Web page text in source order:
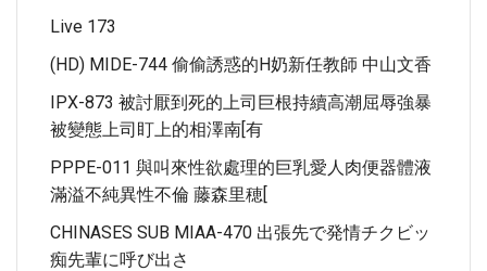
Live 173
(HD) MIDE-744 偷偷誘惑的H奶新任教師 中山文香
IPX-873 被討厭到死的上司巨根持續高潮屈辱強暴
被變態上司盯上的相澤南[有
PPPE-011 與叫來性欲處理的巨乳愛人肉便器體液
滿溢不純異性不倫 藤森里穂[
CHINASES SUB MIAA-470 出張先で発情チクビッ
痴先輩に呼び出さ